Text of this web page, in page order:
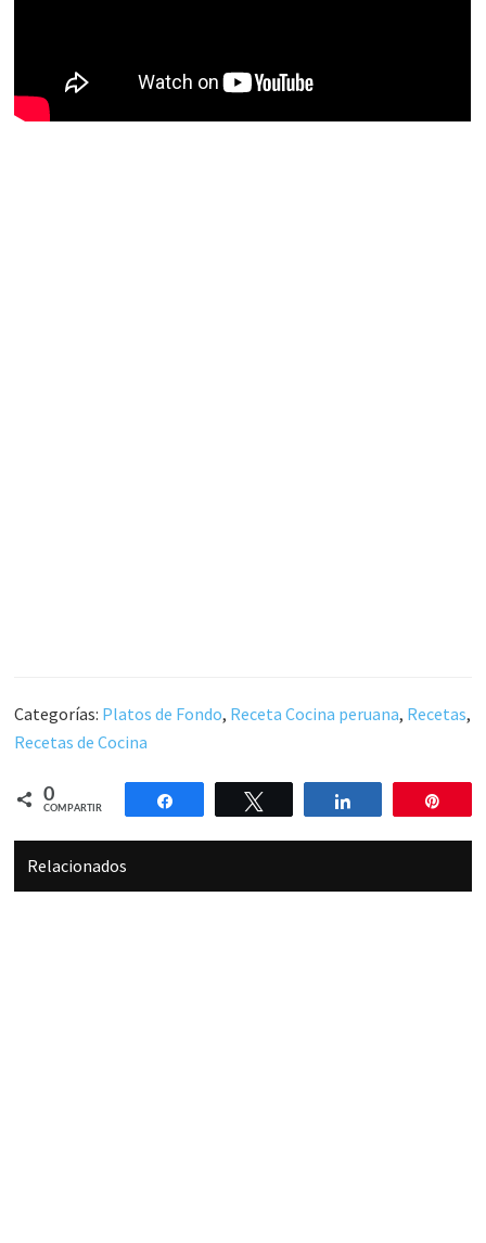
Categorías: Platos de Fondo, Receta Cocina peruana, Recetas,
Recetas de Cocina
0
COMPARTIR
Compartir Compartir
Relacionados